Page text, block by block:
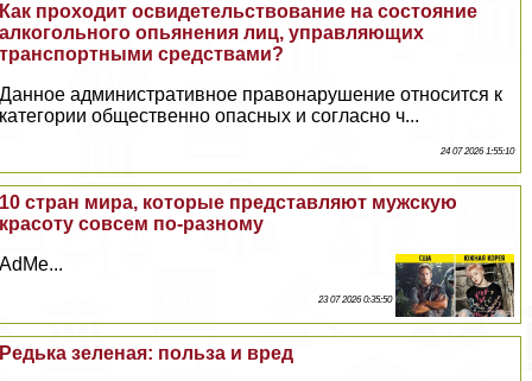
Как проходит освидетельствование на состояние
алкогольного опьянения лиц, управляющих
трaнcпортными средствами?
Данное административное правонарушение относится к
категории общественно опасных и согласно ч...
24 07 2026 1:55:10
10 стран мира, которые представляют мужскую
красоту совсем по-разному
AdMe...
23 07 2026 0:35:50
Редька зеленая: польза и вред